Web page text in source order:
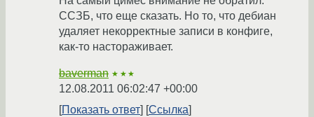
ССЗБ, что еще сказать. Но то, что дебиан
удаляет некорректные записи в конфиге,
как-то настораживает.
baverman ★★★
12.08.2011 06:02:47 +00:00
Показать ответ
Ссылка